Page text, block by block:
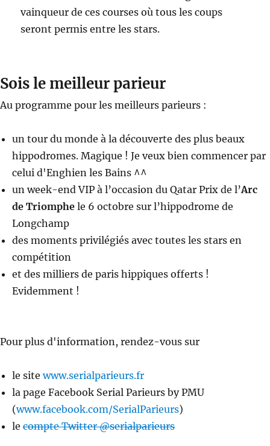
vainqueur de ces courses où tous les coups
seront permis entre les stars.
Sois le meilleur parieur
Au programme pour les meilleurs parieurs :
un tour du monde à la découverte des plus beaux
hippodromes. Magique ! Je veux bien commencer par
celui d'Enghien les Bains ^^
un week-end VIP à l’occasion du Qatar Prix de l’Arc
de Triomphe le 6 octobre sur l’hippodrome de
Longchamp
des moments privilégiés avec toutes les stars en
compétition
et des milliers de paris hippiques offerts !
Evidemment !
Pour plus d'information, rendez-vous sur
le sitewww.serialparieurs.fr
la page Facebook Serial Parieurs by PMU
(www.facebook.com/SerialParieurs)
le compte Twitter @serialparieurs